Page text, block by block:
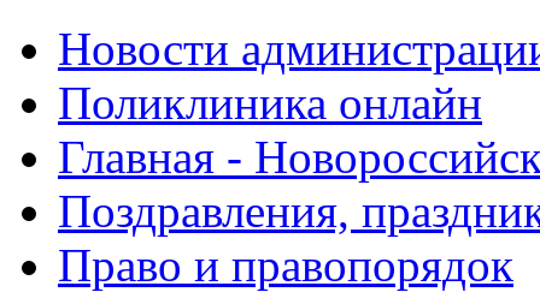
Новости
Поликлиника онлайн
Главная -
Поздравления,
Право и правопорядок